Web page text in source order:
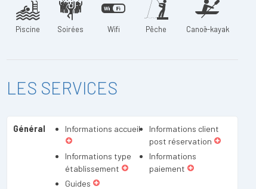
Piscine Soirées Wifi Pêche Canoë-kayak
LES SERVICES
Général Informations accueil
Informations client
post réservation
Informations type
établissement
Informations
paiement
Guides